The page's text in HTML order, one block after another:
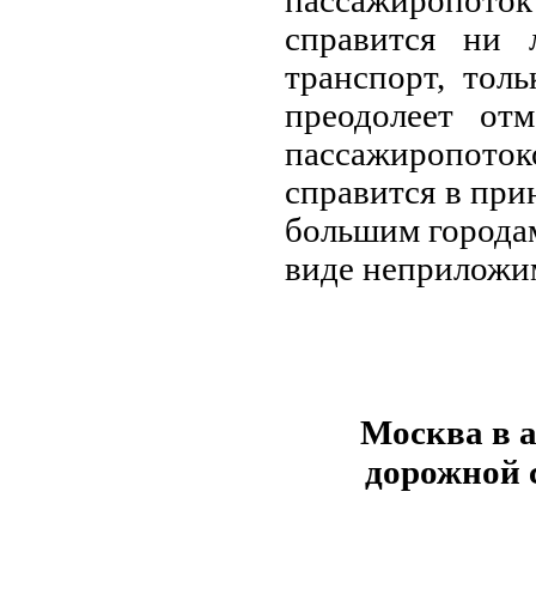
справится ни
транспорт,
преодолеет
справится в
большим
виде
Москва в
дорожной